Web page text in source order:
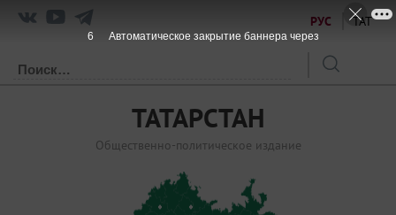
РУС ТАТ
ТАТАРСТАН
Общественно-политическое издание
4 Автоматическое закрытие баннера через